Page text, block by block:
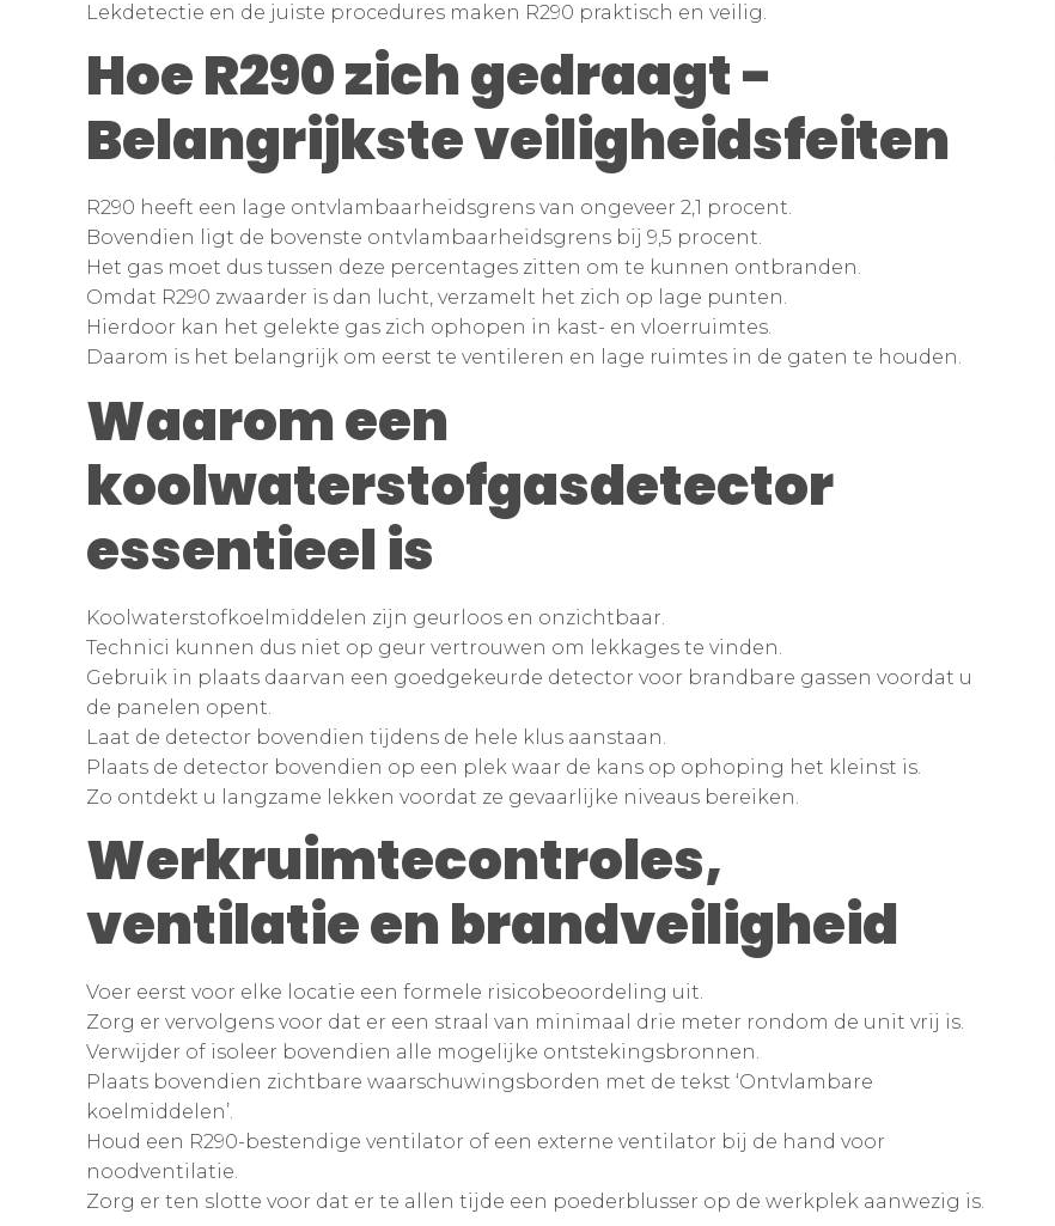
Lekdetectie en de juiste procedures maken R290 praktisch en veilig.
Hoe R290 zich gedraagt -
Belangrijkste veiligheidsfeiten
R290 heeft een lage ontvlambaarheidsgrens van ongeveer 2,1 procent.
Bovendien ligt de bovenste ontvlambaarheidsgrens bij 9,5 procent.
Het gas moet dus tussen deze percentages zitten om te kunnen ontbranden.
Omdat R290 zwaarder is dan lucht, verzamelt het zich op lage punten.
Hierdoor kan het gelekte gas zich ophopen in kast- en vloerruimtes.
Daarom is het belangrijk om eerst te ventileren en lage ruimtes in de gaten te houden.
Waarom een
koolwaterstofgasdetector
essentieel is
Koolwaterstofkoelmiddelen zijn geurloos en onzichtbaar.
Technici kunnen dus niet op geur vertrouwen om lekkages te vinden.
Gebruik in plaats daarvan een goedgekeurde detector voor brandbare gassen voordat u
de panelen opent.
Laat de detector bovendien tijdens de hele klus aanstaan.
Plaats de detector bovendien op een plek waar de kans op ophoping het kleinst is.
Zo ontdekt u langzame lekken voordat ze gevaarlijke niveaus bereiken.
Werkruimtecontroles,
ventilatie en brandveiligheid
Voer eerst voor elke locatie een formele risicobeoordeling uit.
Zorg er vervolgens voor dat er een straal van minimaal drie meter rondom de unit vrij is.
Verwijder of isoleer bovendien alle mogelijke ontstekingsbronnen.
Plaats bovendien zichtbare waarschuwingsborden met de tekst ‘Ontvlambare
koelmiddelen’.
Houd een R290-bestendige ventilator of een externe ventilator bij de hand voor
noodventilatie.
Zorg er ten slotte voor dat er te allen tijde een poederblusser op de werkplek aanwezig is.